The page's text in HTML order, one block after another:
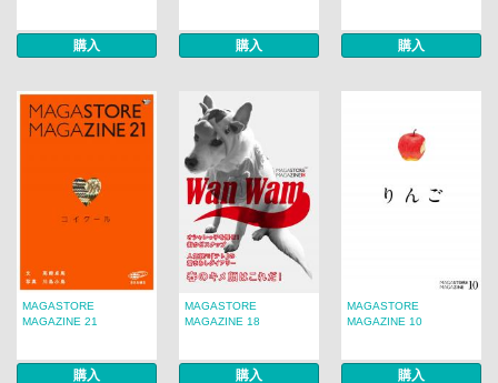
購入 購入 購入
MAGASTORE
MAGAZINE 21
購入
MAGASTORE
MAGAZINE 18
購入
MAGASTORE
MAGAZINE 10
購入